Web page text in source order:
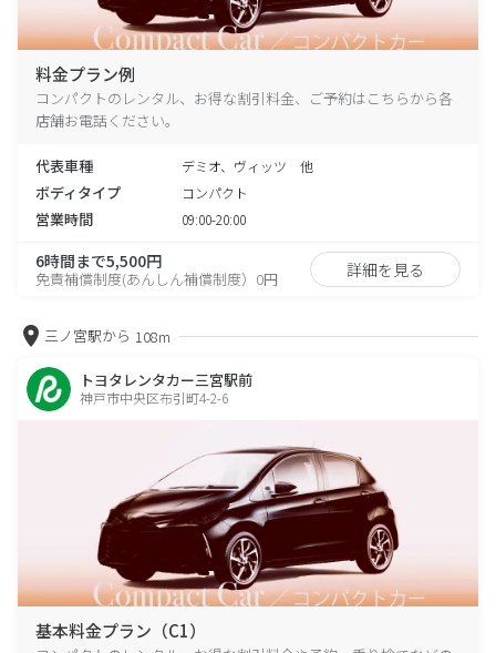
料金プラン例
コンパクトのレンタル、お得な割引料金、ご予約はこちらから各
店舗お電話ください。
代表車種 デミオ、ヴィッツ 他
ボディタイプ コンパクト
営業時間 09:00-20:00
6時間まで5,500円
免責補償制度(あんしん補償制度）0円 詳細を見る
三ノ宮駅から 108m
トヨタレンタカー三宮駅前
神戸市中央区布引町4-2-6
基本料金プラン（C1）